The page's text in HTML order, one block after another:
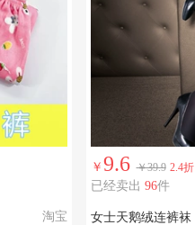
淘宝
￥ 9.6 ￥39.9 2.4折
已经卖出 96件
女士天鹅绒连裤袜